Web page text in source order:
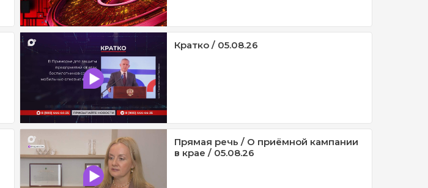
Кратко / 05.08.26
Прямая речь / О приёмной кампании
в крае / 05.08.26